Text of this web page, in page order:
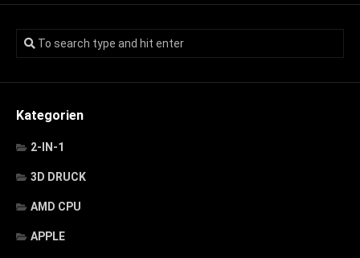
Kategorien
2-IN-1
3D DRUCK
AMD CPU
APPLE